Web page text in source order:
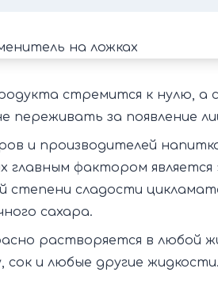
стремится к нулю, а
переживать за появление
и производителей
главным фактором
степени сладости
сахара.
растворяется в любой
сок и любые другие жидкости.